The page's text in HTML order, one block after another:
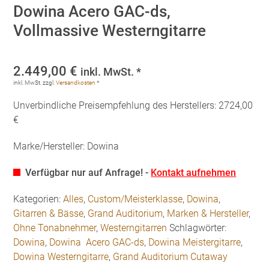
Dowina Acero GAC-ds,
Vollmassive Westerngitarre
2.449,00 € inkl. MwSt. *
inkl. MwSt. zzgl.Versandkosten *
Unverbindliche Preisempfehlung des Herstellers: 2724,00
€
Marke/Hersteller: Dowina
Verfügbar nur auf Anfrage! - Kontakt aufnehmen
Kategorien:Alles, Custom/Meisterklasse, Dowina,
Gitarren & Bässe, Grand Auditorium, Marken & Hersteller,
Ohne Tonabnehmer,Westerngitarren Schlagwörter:
Dowina, Dowina Acero GAC-ds, Dowina Meistergitarre,
Dowina Westerngitarre, Grand Auditorium Cutaway